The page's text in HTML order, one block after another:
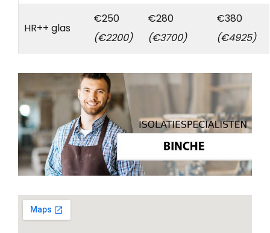
HR++ glas
€250
(€2200)
€280
(€3700)
€380
(€4925)